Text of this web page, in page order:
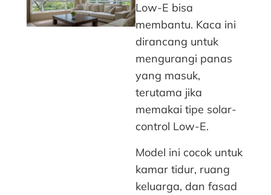
Low-E bisa
membantu. Kaca ini
dirancang untuk
mengurangi panas
yang masuk,
terutama jika
memakai tipe solar-
control Low-E.
Model ini cocok untuk
kamar tidur, ruang
keluarga, dan fasad